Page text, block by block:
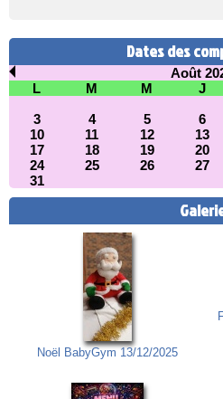
Dates des
Août
L
M M J
3
4 5 6
10
11 12 13
17
18 19 20
24
25 26 27
31
Noël BabyGym 13/12/2025